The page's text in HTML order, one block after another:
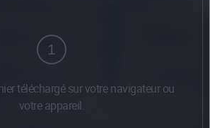
1
téléchargé sur votre navigateur ou
votre appareil.